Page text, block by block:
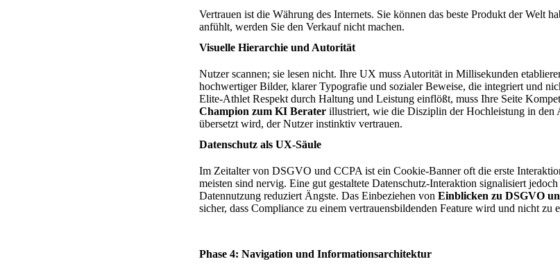
Vertrauen ist die Währung des Internets. Sie können das beste Produkt der Welt
anfühlt, werden Sie den Verkauf nicht machen.
Visuelle Hierarchie und Autorität
Nutzer scannen; sie lesen nicht. Ihre UX muss Autorität in Millisekunden
hochwertiger Bilder, klarer Typografie und sozialer Beweise, die integriert und
Elite-Athlet Respekt durch Haltung und Leistung einflößt, muss Ihre Seite
Champion zum KI Berater illustriert, wie die Disziplin der Hochleistung in den
übersetzt wird, der Nutzer instinktiv vertrauen.
Datenschutz als UX-Säule
Im Zeitalter von DSGVO und CCPA ist ein Cookie-Banner oft die erste
meisten sind nervig. Eine gut gestaltete Datenschutz-Interaktion signalisiert
Datennutzung reduziert Ängste. Das Einbeziehen von Einblicken zu DSGVO
sicher, dass Compliance zu einem vertrauensbildenden Feature wird und nicht zu
Phase 4: Navigation und Informationsarchitektur